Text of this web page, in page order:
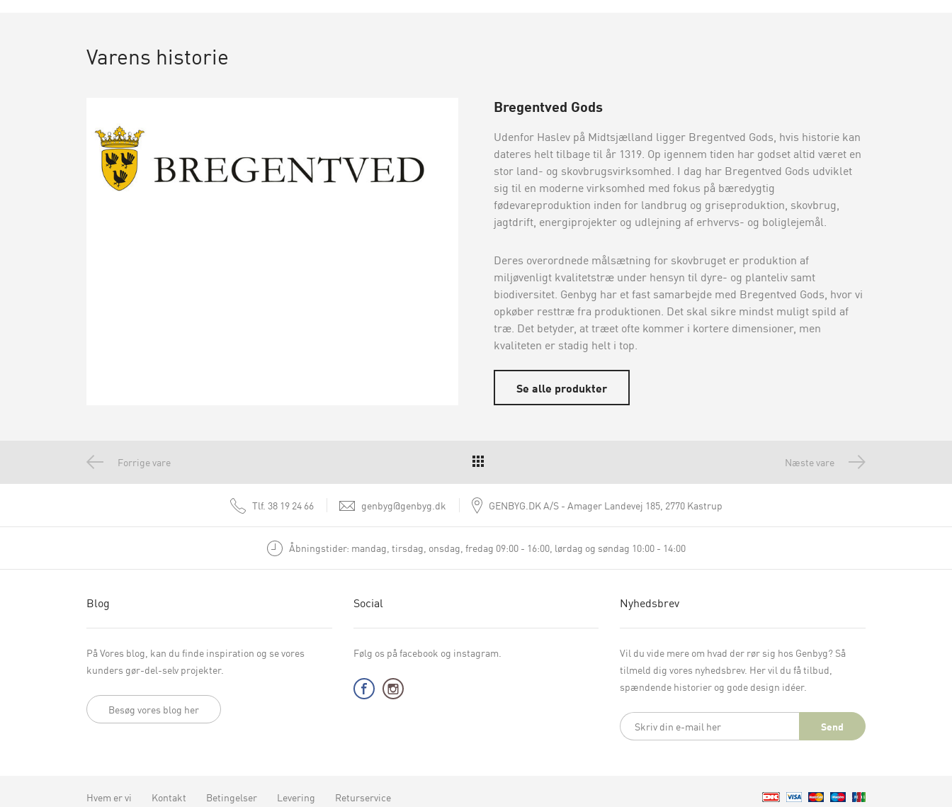
Varens historie
Bregentved Gods
Udenfor Haslev på Midtsjælland ligger Bregentved Gods, hvis historie kan
dateres helt tilbage til år 1319. Op igennem tiden har godset altid været en
stor land- og skovbrugsvirksomhed. I dag har Bregentved Gods udviklet
sig til en moderne virksomhed med fokus på bæredygtig
fødevareproduktion inden for landbrug og griseproduktion, skovbrug,
jagtdrift, energiprojekter og udlejning af erhvervs- og boliglejemål.
Deres overordnede målsætning for skovbruget er produktion af
miljøvenligt kvalitetstræ under hensyn til dyre- og planteliv samt
biodiversitet. Genbyg har et fast samarbejde med Bregentved Gods, hvor vi
opkøber resttræ fra produktionen. Det skal sikre mindst muligt spild af
træ. Det betyder, at træet ofte kommer i kortere dimensioner, men
kvaliteten er stadig helt i top.
Se alle produkter
Forrige vare Næste vare
Tlf. 38 19 24 66 genbyg@genbyg.dk GENBYG.DK A/S Amager Landevej 185 2770 Kastrup
Åbningstider: mandag, tirsdag, onsdag, fredag 09:00 - 16:00 lørdag og søndag 10:00 - 14:00
Blog
På Vores blog, kan du finde inspiration og se vores
kunders gør-del-selv projekter.
Besøg vores blog her
Social
Følg os på facebook og instagram.
Nyhedsbrev
Vil du vide mere om hvad der rør sig hos Genbyg? Så
tilmeld dig vores nyhedsbrev. Her vil du få tilbud,
spændende historier og gode design idéer.
Hvem er vi Kontakt Betingelser Levering Returservice